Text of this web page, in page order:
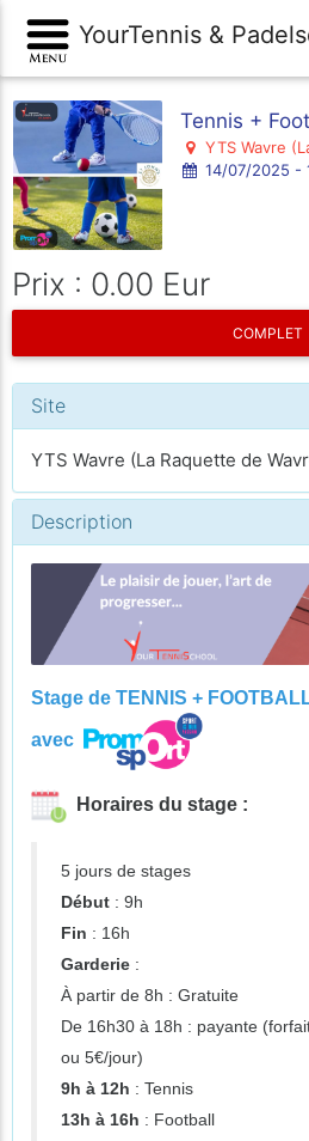
YourTennis &
Tennis +
YTS Wavre
14/07/2025 -
Prix : 0.00 Eur
COMPLET
Site
YTS Wavre (La Raquette de
Description
Stage de TENNIS +
avec
Horaires du stage :
5 jours de stages
Début : 9h
Fin : 16h
Garderie :
À partir de 8h : Gratuite
De 16h30 à 18h : payante
ou 5€/jour)
9h à 12h : Tennis
13h à 16h : Football